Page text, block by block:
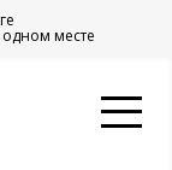
месте